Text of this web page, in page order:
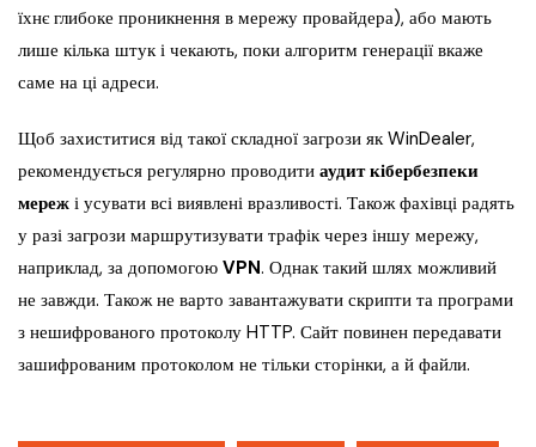
їхнє глибоке проникнення в мережу провайдера), або мають
лише кілька штук і чекають, поки алгоритм генерації вкаже
саме на ці адреси.
Щоб захиститися від такої складної загрози як WinDealer,
рекомендується регулярно проводити аудит кібербезпеки
мереж і усувати всі виявлені вразливості. Також фахівці радять
у разі загрози маршрутизувати трафік через іншу мережу,
наприклад, за допомогою VPN. Однак такий шлях можливий
не завжди. Також не варто завантажувати скрипти та програми
з нешифрованого протоколу HTTP. Сайт повинен передавати
зашифрованим протоколом не тільки сторінки, а й файли.